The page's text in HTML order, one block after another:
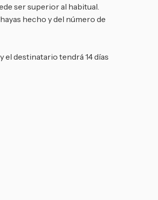
ser superior al habitual.
hecho y del número de
el destinatario tendrá 14 días